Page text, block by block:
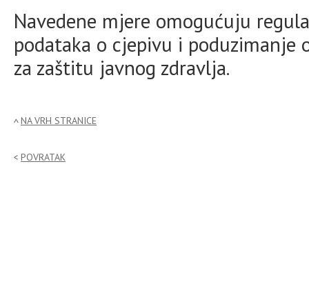
Navedene mjere omogućuju
podataka o cjepivu i
za zaštitu javnog zdravlja.
NA VRH STRANICE
POVRATAK